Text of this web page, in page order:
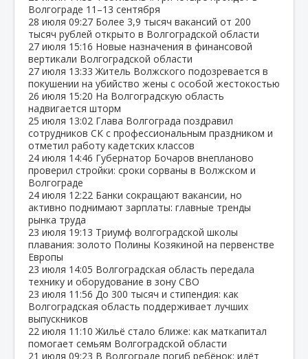
Волгограде 11–13 сентября
28 июля 09:27 Более 3,9 тысяч вакансий от 200
тысяч рублей открыто в Волгоградской области
27 июля 15:16 Новые назначения в финансовой
вертикали Волгоградской области
27 июля 13:33 Житель Волжского подозревается в
покушении на убийство жены с особой жестокостью
26 июля 15:20 На Волгоградскую область
надвигается шторм
25 июля 13:02 Глава Волгограда поздравил
сотрудников СК с профессиональным праздником и
отметил работу кадетских классов
24 июля 14:46 Губернатор Бочаров внепланово
проверил стройки: сроки сорваны в Волжском и
Волгограде
24 июля 12:22 Банки сокращают вакансии, но
активно поднимают зарплаты: главные тренды
рынка труда
23 июля 19:13 Триумф волгоградской школы
плавания: золото Полины Козякиной на первенстве
Европы
23 июля 14:05 Волгоградская область передала
технику и оборудование в зону СВО
23 июля 11:56 До 300 тысяч и стипендия: как
Волгоградская область поддерживает лучших
выпускников
22 июля 11:10 Жильё стало ближе: как маткапитал
помогает семьям Волгоградской области
21 июля 09:23 В Волгограде погиб ребёнок: идёт